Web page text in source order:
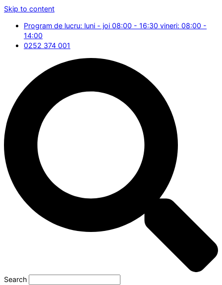
Skip to content
Program de lucru: luni - joi 08:00 - 16:30 vineri: 08:00 -
14:00
0252 374 001
Search